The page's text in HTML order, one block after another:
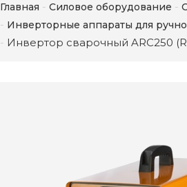
Главная Силовое оборудование
Инверторные аппараты для
Инвертор сварочный ARC250